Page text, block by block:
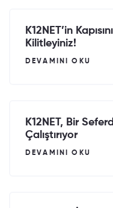
K12NET’in
Kilitleyiniz!
DEVAMINI OKU
K12NET, Bir
Çalıştırıyor
DEVAMINI OKU